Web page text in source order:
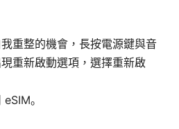
重整的機會，長按電源鍵與音
重新啟動選項，選擇重新啟
。